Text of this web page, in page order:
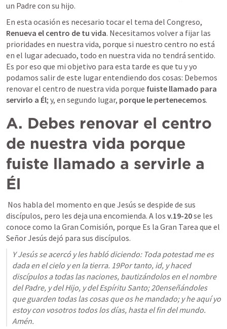
un Padre con su hijo.
Renueva el centro de tu vida. Necesitamos volver a fijar las
prioridades en nuestra vida, porque si nuestro centro no está
en el lugar adecuado, todo en nuestra vida no tendrá sentido.
Es por eso que mi objetivo para esta tarde es que tu y yo
podamos salir de este lugar entendiendo dos cosas: Debemos
renovar el centro de nuestra vida porque fuiste llamado para
servirlo a Él; y, en segundo lugar, porque le pertenecemos.
A. Debes renovar el centro
de nuestra vida porque
fuiste llamado a servirle a
Él
discípulos, pero les deja una encomienda. A los v.19-20 se les
conoce como la Gran Comisión, porque Es la Gran Tarea que el
Señor Jesús dejó para sus discípulos.
Y Jesús se acercó y les habló diciendo: Toda potestad me es
dada en el cielo y en la tierra. 19Por tanto, id, y haced
discípulos a todas las naciones, bautizándolos en el nombre
del Padre, y del Hijo, y del Espíritu Santo; 20enseñándoles
que guarden todas las cosas que os he mandado; y he aquí yo
estoy con vosotros todos los días, hasta el fin del mundo.
Amén.